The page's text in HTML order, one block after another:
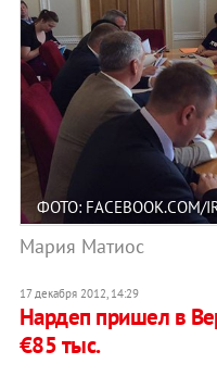
ФОТО: FACEBOOK.COM/
Мария Матиос
17 декабря 2012, 14:29
Нардеп пришел в
€85 тыс.